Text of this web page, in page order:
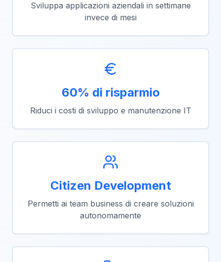
Sviluppa applicazioni aziendali in settimane
invece di mesi
60% di risparmio
Riduci i costi di sviluppo e manutenzione IT
Citizen Development
Permetti ai team business di creare soluzioni
autonomamente